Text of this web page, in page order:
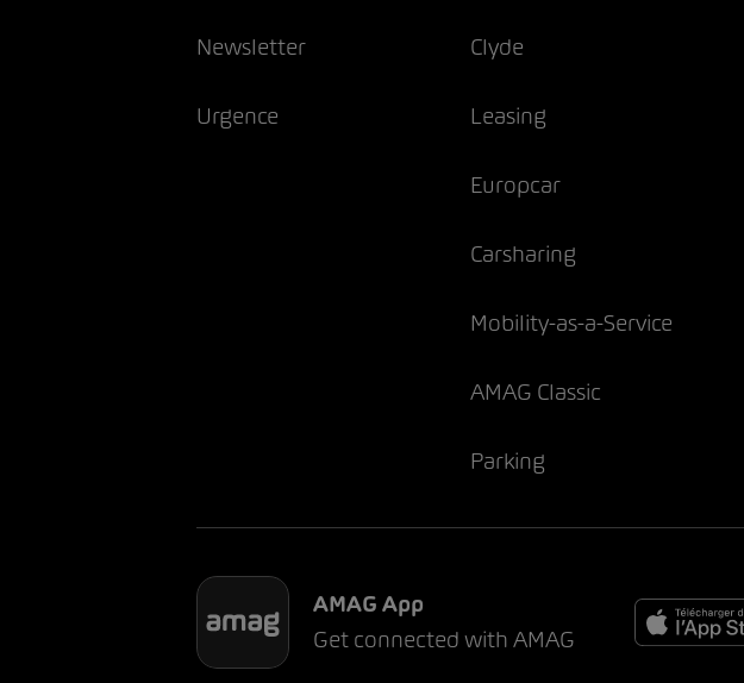
Newsletter
Urgence
Clyde
Leasing
Europcar
Carsharing
Mobility-as-a-Service
AMAG Classic
Parking
AMAG App
Get connected with AMAG